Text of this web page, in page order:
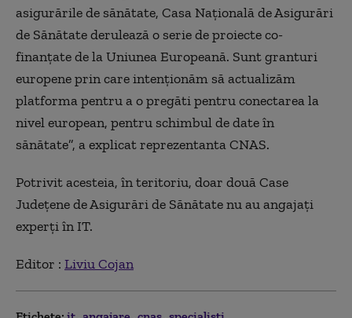
asigurările de sănătate, Casa Naţională de Asigurări
de Sănătate derulează o serie de proiecte co-
finanţate de la Uniunea Europeană. Sunt granturi
europene prin care intenţionăm să actualizăm
platforma pentru a o pregăti pentru conectarea la
nivel european, pentru schimbul de date în
sănătate”, a explicat reprezentanta CNAS.
Potrivit acesteia, în teritoriu, doar două Case
Judeţene de Asigurări de Sănătate nu au angajaţi
experţi în IT.
Editor : Liviu Cojan